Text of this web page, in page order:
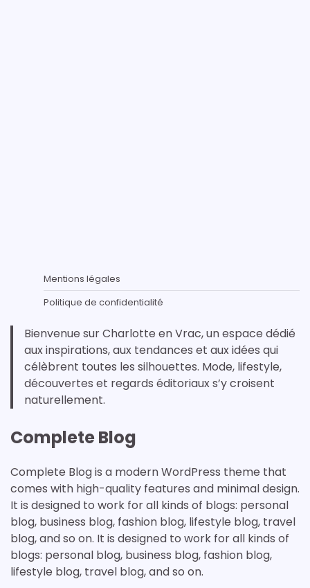
Mentions légales
Politique de confidentialité
Bienvenue sur Charlotte en Vrac, un espace dédié
aux inspirations, aux tendances et aux idées qui
célèbrent toutes les silhouettes. Mode, lifestyle,
découvertes et regards éditoriaux s’y croisent
naturellement.
Complete Blog
Complete Blog is a modern WordPress theme that
comes with high-quality features and minimal design.
It is designed to work for all kinds of blogs: personal
blog, business blog, fashion blog, lifestyle blog, travel
blog, and so on. It is designed to work for all kinds of
blogs: personal blog, business blog, fashion blog,
lifestyle blog, travel blog, and so on.